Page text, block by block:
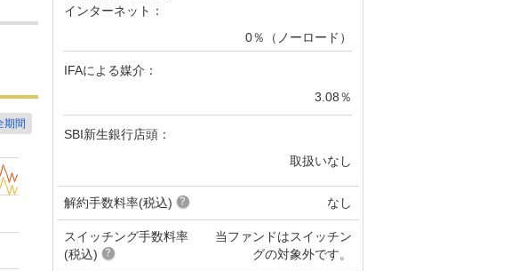
インターネット：
0％（ノーロード）
IFAによる媒介：
3.08％
SBI新生銀行店頭：
取扱いなし
解約手数料率(税込) なし
スイッチング手数料率
(税込)
当ファンドはスイッチン
グの対象外です。